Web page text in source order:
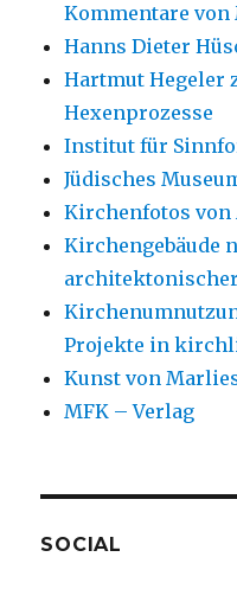
Kommentare
Hanns Dieter
Hartmut Hegeler
Hexenprozesse
Institut für
Jüdisches
Kirchenfotos von
Kirchengebäude
Projekte in
Kunst von
MFK – Verlag
SOCIAL